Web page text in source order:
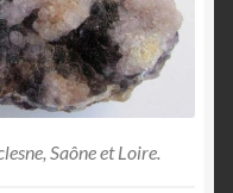
Saône et Loire.